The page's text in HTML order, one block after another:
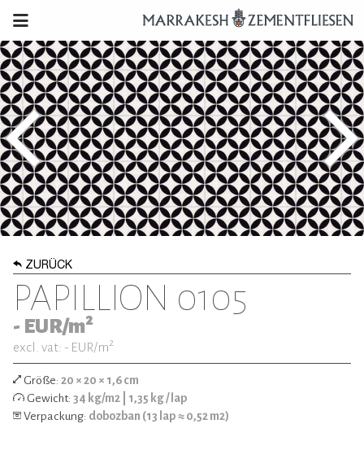
ZURÜCK
PAPILLION 0105
- EUR/m2
excl. vat: - EUR/m2
Größe: 20 × 20 × 1,6 cm
Gewicht: 34 kg/m2 | 1,35 kg / lap
Verpackung: dobozban (13 lap ≈ 0,52 m2)